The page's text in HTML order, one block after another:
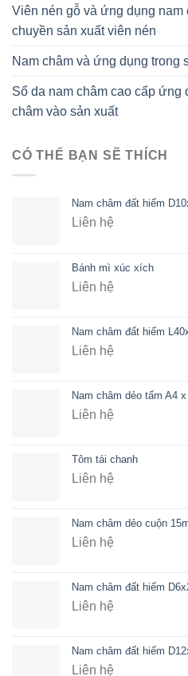
Viên nén gỗ và ứng dụng nam
chuyền sản xuất viên nén
Nam châm và ứng dụng trong
Sổ da nam châm cao cấp ứng
châm vào sản xuất
CÓ THỂ BẠN SẼ THÍCH
Nam châm đất hiếm
Liên hệ
Bánh mì xúc xích
Liên hệ
Nam châm đất hiếm
Liên hệ
Nam châm dẻo tấm A4
Liên hệ
Tôm tái chanh
Liên hệ
Nam châm dẻo cuộn
Liên hệ
Nam châm đất hiếm
Liên hệ
Nam châm đất hiếm
Liên hệ